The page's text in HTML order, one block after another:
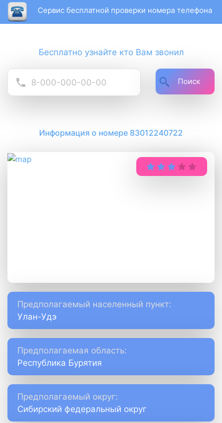
Сервис бесплатной проверки номера телефона
Бесплатно узнайте кто Вам звонил
Поиск
Информация о номере 83012240722
Предполагаемый населенный пункт:
Улан-Удэ
Предполагаемая область:
Республика Бурятия
Предполагаемый округ:
Сибирский федеральный округ